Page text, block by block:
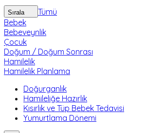
Sırala
Tümü
Bebek
Bebeveynlik
Çocuk
Doğum / Doğum Sonrası
Hamilelik
Hamilelik Planlama
Doğurganlık
Hamileliğe Hazırlık
Kısırlık ve Tüp Bebek Tedavisi
Yumurtlama Dönemi